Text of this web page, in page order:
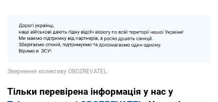
Тільки перевірена інформація у нас у